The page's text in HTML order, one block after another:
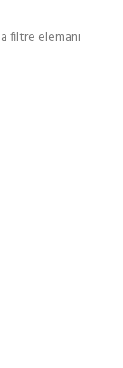
filtre elemanı